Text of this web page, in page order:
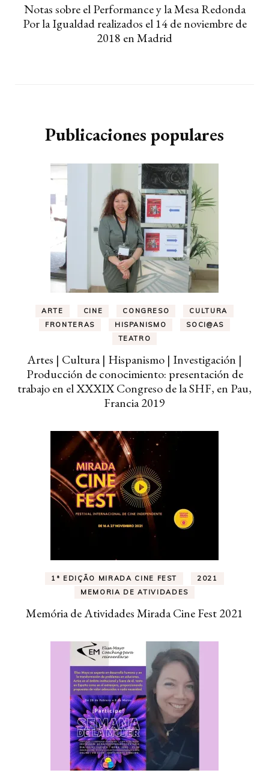
Notas sobre el Performance y la Mesa Redonda
Por la Igualdad realizados el 14 de noviembre de
2018 en Madrid
Publicaciones populares
ARTE CINE CONGRESO
CULTURA
FRONTERAS
HISPANISMO
SOCI@AS
TEATRO
Artes | Cultura | Hispanismo | Investigación |
Producción de conocimiento: presentación de
trabajo en el XXXIX Congreso de la SHF, en Pau,
Francia 2019
1ª EDIÇÃO MIRADA CINE FEST
2021
MEMORIA DE ATIVIDADES
Memória de Atividades Mirada Cine Fest 2021